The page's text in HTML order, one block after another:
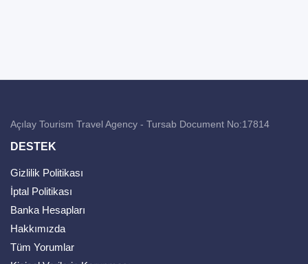
Açılay Tourism Travel Agency - Tursab Document No:17814
DESTEK
Gizlilik Politikası
İptal Politikası
Banka Hesapları
Hakkımızda
Tüm Yorumlar